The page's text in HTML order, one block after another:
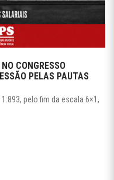
CONGRESSO
PELAS PAUTAS
pelo fim da escala 6×1,